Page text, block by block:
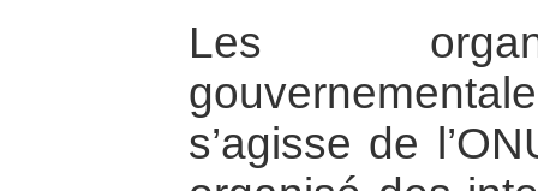
Les
s’agisse de